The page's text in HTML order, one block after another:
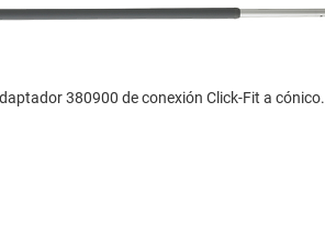
380900 de conexión Click-Fit a cónico.